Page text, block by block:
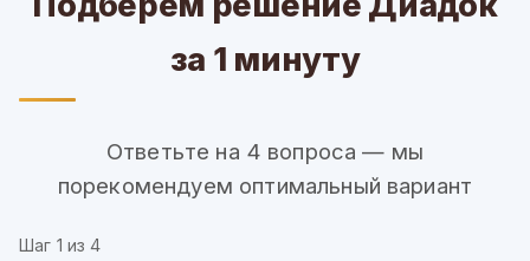
за 1 минуту
Ответьте на 4 вопроса — мы
порекомендуем оптимальный вариант
Шаг 1 из 4